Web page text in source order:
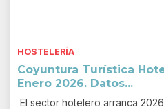
HOSTELERÍA
Coyuntura Turística
Enero 2026. Datos...
El sector hotelero arranca